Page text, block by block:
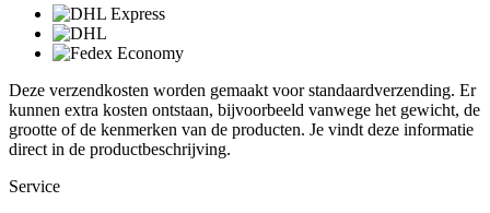
Deze verzendkosten worden gemaakt voor standaardverzending. Er
kunnen extra kosten ontstaan, bijvoorbeeld vanwege het gewicht, de
grootte of de kenmerken van de producten. Je vindt deze informatie
direct in de productbeschrijving.
Service